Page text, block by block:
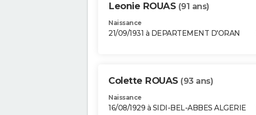
Leonie ROUAS (91 ans)
Naissance
21/09/1931 à DEPARTEMENT D'ORAN
Colette ROUAS (93 ans)
Naissance
16/08/1929 à SIDI-BEL-ABBES ALGERIE